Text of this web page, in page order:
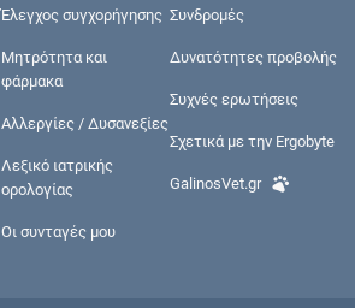
Έλεγχος συγχορήγησης
Μητρότητα και
φάρμακα
Αλλεργίες / Δυσανεξίες
Λεξικό ιατρικής
ορολογίας
Οι συνταγές μου
Συνδρομές
Δυνατότητες προβολής
Συχνές ερωτήσεις
Σχετικά με την Ergobyte
GalinosVet.gr